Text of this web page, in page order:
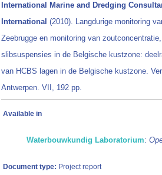
International Marine and Dredging
International (2010). Langdurige monitoring
Zeebrugge en monitoring van
slibsuspensies in de Belgische kustzone:
van HCBS lagen in de Belgische kustzone.
Antwerpen. VII, 192 pp.
Available in
Waterbouwkundig Laboratorium:
Document type: Project report